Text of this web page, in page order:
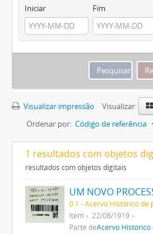
Iniciar Fim
Visualizar impressão
Visualizar:
Ordenar por: Código de referência
1 resultados com objetos
resultados com objetos digitais
0.1 - Acervo Histórico de
Item
22/08/1919
Parte deAcervo Histórico